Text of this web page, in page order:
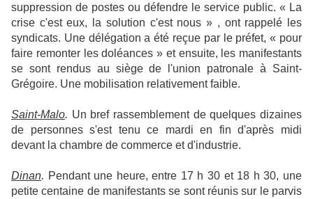
suppression de postes ou défendre le service public. « La
crise c'est eux, la solution c'est nous » , ont rappelé les
syndicats. Une délégation a été reçue par le préfet, « pour
faire remonter les doléances » et ensuite, les manifestants
se sont rendus au siège de l'union patronale à Saint-
Grégoire. Une mobilisation relativement faible.
Saint-Malo. Un bref rassemblement de quelques dizaines
de personnes s'est tenu ce mardi en fin d'après midi
devant la chambre de commerce et d'industrie.
Dinan. Pendant une heure, entre 17 h 30 et 18 h 30, une
petite centaine de manifestants se sont réunis sur le parvis